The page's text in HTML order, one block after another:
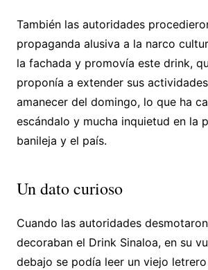
También las autoridades
propaganda alusiva a la narco
la fachada y promovía este drink,
proponía a extender sus
amanecer del domingo, lo que ha
escándalo y mucha inquietud en la
banileja y el país.
Un dato curioso
Cuando las autoridades
decoraban el Drink Sinaloa, en su
debajo se podía leer un viejo letrero